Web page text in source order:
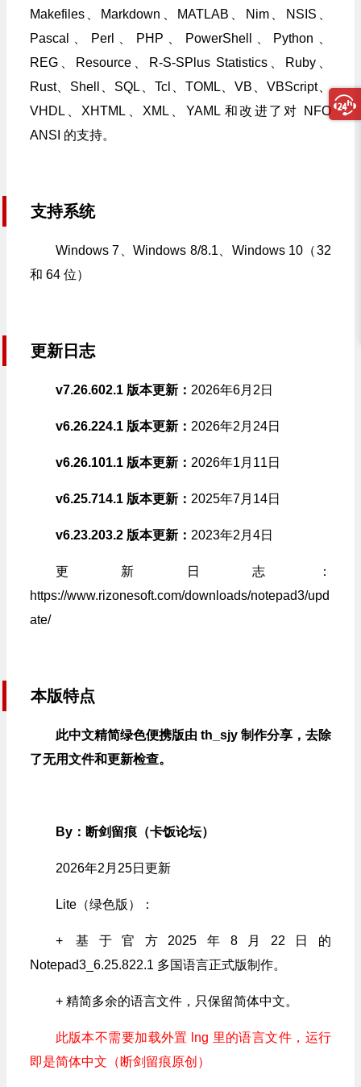
Makefiles、Markdown、MATLAB、Nim、NSIS、
Pascal、Perl、PHP、PowerShell、Python、
REG、Resource、R-S-SPlus Statistics、Ruby、
Rust、Shell、SQL、Tcl、TOML、VB、VBScript、
VHDL、XHTML、XML、YAML 和改进了对 NFO
ANSI 的支持。
支持系统
Windows 7、Windows 8/8.1、Windows 10（32
和 64 位）
更新日志
v7.26.602.1 版本更新： 2026年6月2日
v6.26.224.1 版本更新： 2026年2月24日
v6.26.101.1 版本更新： 2026年1月11日
v6.25.714.1 版本更新： 2025年7月14日
v6.23.203.2 版本更新： 2023年2月4日
更新日志：
https://www.rizonesoft.com/downloads/notepad3/upd
ate/
本版特点
此中文精简绿色便携版由 th_sjy 制作分享，去除
了无用文件和更新检查。
By：断剑留痕（卡饭论坛）
2026年2月25日更新
Lite（绿色版）：
+ 基于官方2025年8月22日的
Notepad3_6.25.822.1 多国语言正式版制作。
+ 精简多余的语言文件，只保留简体中文。
此版本不需要加载外置 lng 里的语言文件，运行
即是简体中文（断剑留痕原创）